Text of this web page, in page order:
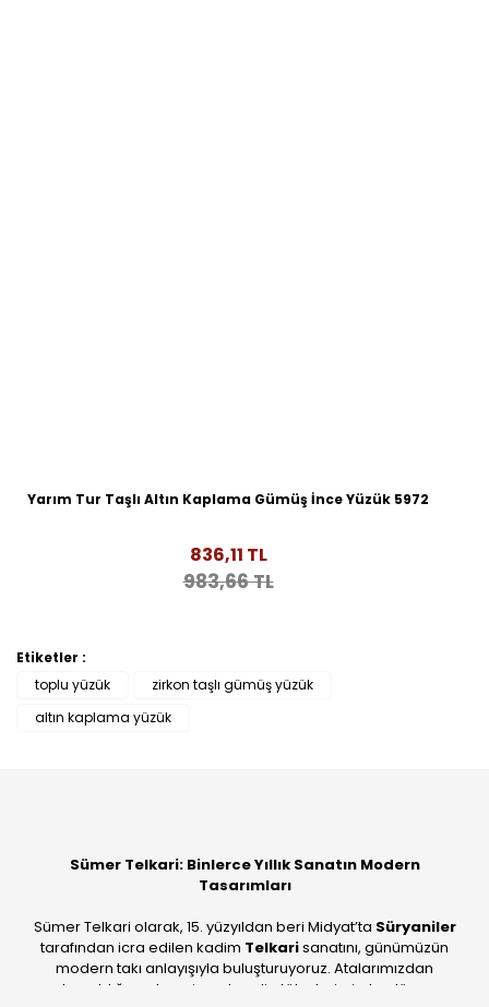
Yarım Tur Taşlı Altın Kaplama Gümüş İnce Yüzük 5972
836,11 TL
983,66 TL
Etiketler :
toplu yüzük
zirkon taşlı gümüş yüzük
altın kaplama yüzük
Sümer Telkari: Binlerce Yıllık Sanatın Modern
Tasarımları
Sümer Telkari olarak, 15. yüzyıldan beri Midyat’ta Süryaniler
tarafından icra edilen kadim Telkarisanatını, günümüzün
modern takı anlayışıyla buluşturuyoruz. Atalarımızdan
devraldığımız bu mirası; kendi atölyelerimizde, dünya